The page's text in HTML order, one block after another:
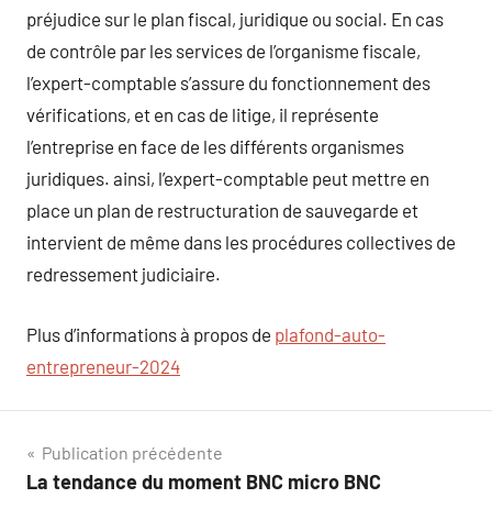
préjudice sur le plan fiscal, juridique ou social. En cas
de contrôle par les services de l’organisme fiscale,
l’expert-comptable s’assure du fonctionnement des
vérifications, et en cas de litige, il représente
l’entreprise en face de les différents organismes
juridiques. ainsi, l’expert-comptable peut mettre en
place un plan de restructuration de sauvegarde et
intervient de même dans les procédures collectives de
redressement judiciaire.
Plus d’informations à propos de plafond-auto-
entrepreneur-2024
Navigation
de
Publication précédente
La tendance du moment BNC micro BNC